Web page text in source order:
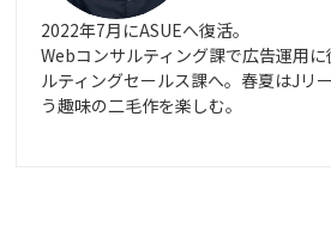
2022年7月にASUEへ復活。
Webコンサルティング課で広告運用
ルティングセールス課へ。春夏はJリ
う趣味の二毛作を楽しむ。